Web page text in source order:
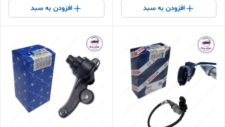
افزودن به سبد افزودن به سبد